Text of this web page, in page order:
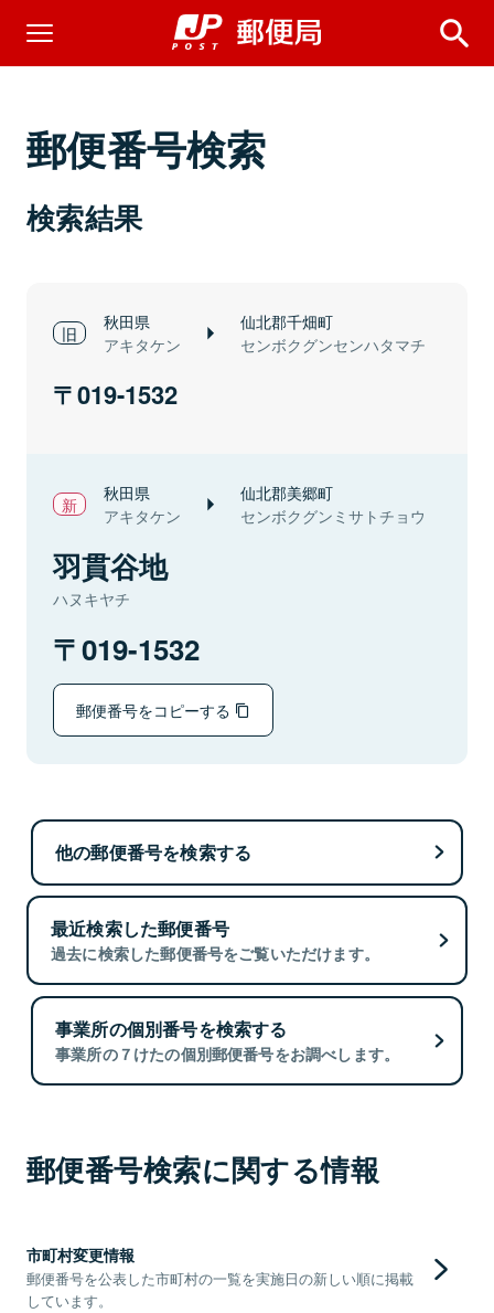
郵便番号検索
検索結果
秋田県
アキタケン
仙北郡千畑町
センボクグンセンハタマチ
019-1532
秋田県
アキタケン
仙北郡美郷町
センボクグンミサトチョウ
羽貫谷地
ハヌキヤチ
019-1532
郵便番号をコピーする
他の郵便番号を検索する
最近検索した郵便番号
過去に検索した郵便番号をご覧いただけます。
事業所の個別番号を検索する
事業所の７けたの個別郵便番号をお調べします。
郵便番号検索に関する情報
市町村変更情報
郵便番号を公表した市町村の一覧を実施日の新しい順に掲載
しています。